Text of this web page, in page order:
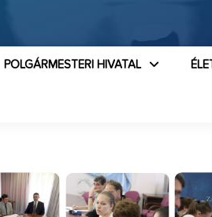
POLGÁRMESTERI HIVATAL